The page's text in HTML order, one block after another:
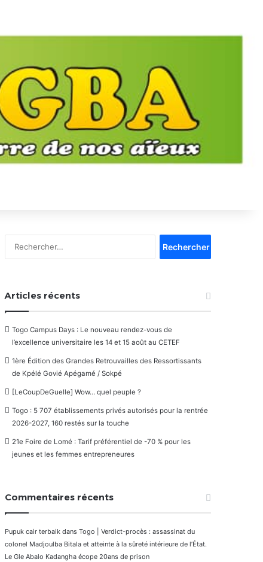
Articles récents
Togo Campus Days : Le nouveau rendez-vous de
l’excellence universitaire les 14 et 15 août au CETEF
1ère Édition des Grandes Retrouvailles des Ressortissants
de Kpélé Govié Apégamé / Sokpé
[LeCoupDeGuelle] Wow… quel peuple ?
Togo : 5 707 établissements privés autorisés pour la rentrée
2026-2027, 160 restés sur la touche
21e Foire de Lomé : Tarif préférentiel de -70 % pour les
jeunes et les femmes entrepreneures
Commentaires récents
Pupuk cair terbaik dans Togo | Verdict-procès : assassinat du
colonel Madjoulba Bitala et atteinte à la sûreté intérieure de l’État.
Le Gle Abalo Kadangha écope 20ans de prison